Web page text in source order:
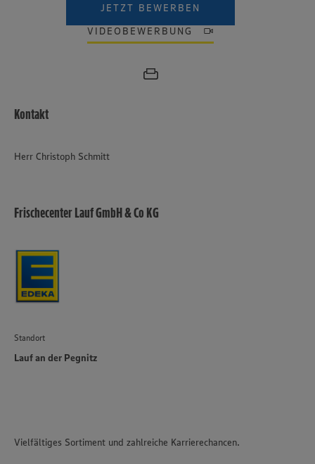
JETZT BEWERBEN
VIDEOBEWERBUNG
Kontakt
Herr Christoph Schmitt
Frischecenter Lauf GmbH & Co KG
Standort
Lauf an der Pegnitz
Vielfältiges Sortiment und zahlreiche Karrierechancen.